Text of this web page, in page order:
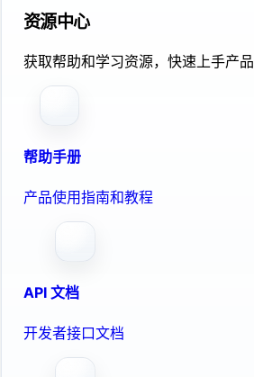
资源中心
获取帮助和学习资源，快速上手产品
帮助手册
产品使用指南和教程
API 文档
开发者接口文档